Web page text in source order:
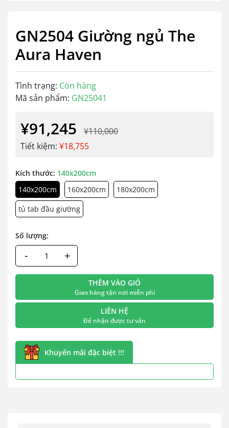
GN2504 Giường ngủ The
Aura Haven
Tình trạng: Còn hàng
Mã sản phẩm: GN25041
¥91,245
¥110,000
Tiết kiệm: ¥18,755
Kích thước: 140x200cm
140x200cm
160x200cm
180x200cm
tủ tab đầu giường
Số lượng:
- +
THÊM VÀO GIỎ
Giao hàng tận nơi miễn phí
LIÊN HỆ
Để nhận được tư vấn
Khuyến mãi đặc biệt !!!